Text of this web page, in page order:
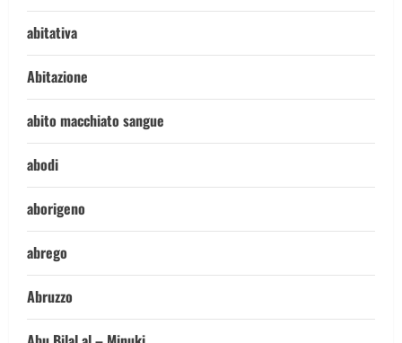
abitativa
Abitazione
abito macchiato sangue
abodi
aborigeno
abrego
Abruzzo